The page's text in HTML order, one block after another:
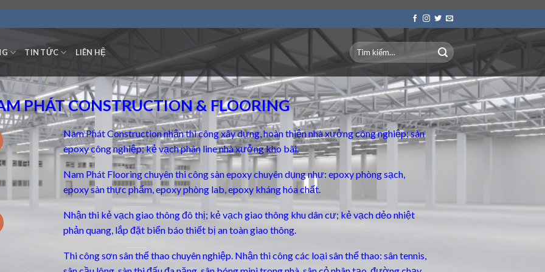
TIN TỨC LIÊN HỆ
PHÁT CONSTRUCTION & FLOORING
Nam Phát Construction nhận thi công xây dựng, hoàn thiện nhà xưởng công nghiệp; sàn
epoxy công nghiệp; kẻ vạch phân line nhà xưởng kho bãi.
Nam Phát Flooring chuyên thi côngsàn epoxy chuyên dụngnhư: epoxy phòng sạch,
epoxy sàn thực phẩm, epoxy phòng lab, epoxy kháng hóa chất.
Nhận thi kẻ vạch giao thông đô thị; kẻ vạch giao thông khu dân cư; kẻ vạch dẻo nhiệt
phản quang, lắp đặt biển báo thiết bị an toàn giao thông.
Thi công sơn sân thể thao chuyên nghiệp. Nhận thi công các loại sân thể thao: sân tennis,